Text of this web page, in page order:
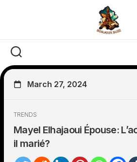
March 27, 2024
TRENDS
Mayel Elhajaoui Épouse:
il marié?